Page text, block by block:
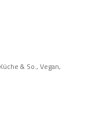
& So., Vegan,